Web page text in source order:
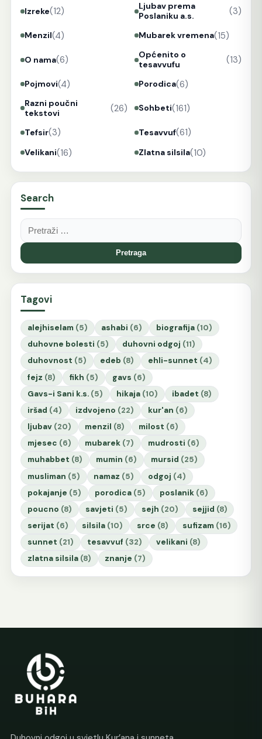
Izreke(12)
Ljubav prema
Poslaniku a.s.
(3)
Menzil(4) Mubarek vremena(15)
O nama(6)
Općenito o
tesavvufu
(13)
Pojmovi(4) Porodica(6)
Razni poučni
tekstovi
(26) Sohbeti(161)
Tefsir(3) Tesavvuf(61)
Velikani(16) Zlatna silsila(10)
Search
Pretraga:
Tagovi
alejhiselam (5) ashabi (6) biografija (10)
duhovne bolesti (5) duhovni odgoj (11)
duhovnost (5) edeb (8) ehli-sunnet (4)
fejz (8) fikh (5) gavs (6)
Gavs-i Sani k.s. (5) hikaja (10) ibadet (8)
iršad (4) izdvojeno (22) kur'an (6)
ljubav (20) menzil (8) milost (6)
mjesec (6) mubarek (7) mudrosti (6)
muhabbet (8) mumin (6) mursid (25)
musliman (5) namaz (5) odgoj (4)
pokajanje (5) porodica (5) poslanik (6)
poucno (8) savjeti (5) sejh (20) sejjid (8)
serijat (6) silsila (10) srce (8) sufizam (16)
sunnet (21) tesavvuf (32) velikani (8)
zlatna silsila (8) znanje (7)